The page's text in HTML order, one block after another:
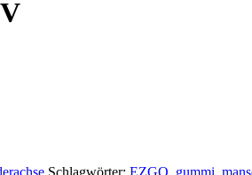
Schlagwörter: EZGO, gummi,